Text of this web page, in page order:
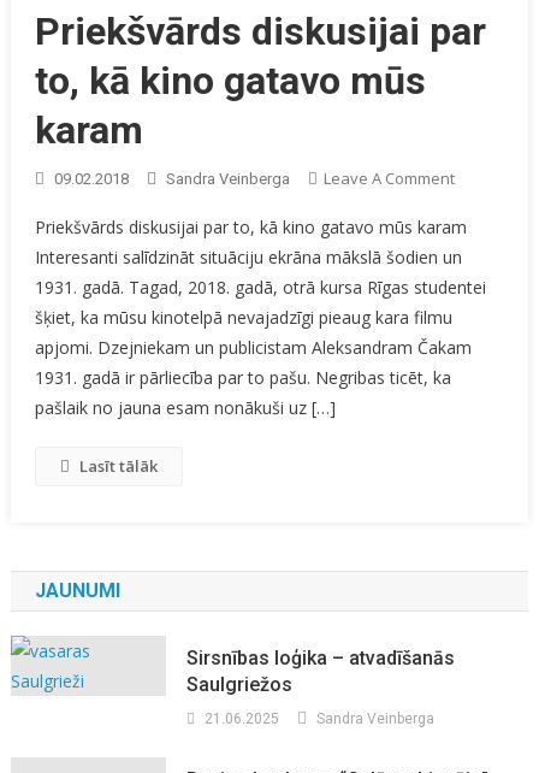
Priekšvārds diskusijai par
to, kā kino gatavo mūs
karam
09.02.2018 Sandra Veinberga Leave A CommentOn
Diskusijai
Par
To,
Kino
Priekšvārds diskusijai par to, kā kino gatavo mūs karam
Interesanti salīdzināt situāciju ekrāna mākslā šodien un
1931. gadā. Tagad, 2018. gadā, otrā kursa Rīgas studentei
šķiet, ka mūsu kinotelpā nevajadzīgi pieaug kara filmu
apjomi. Dzejniekam un publicistam Aleksandram Čakam
1931. gadā ir pārliecība par to pašu. Negribas ticēt, ka
pašlaik no jauna esam nonākuši uz […]
Lasīt tālāk
JAUNUMI
Sirsnības loģika – atvadīšanās
Saulgriežos
21.06.2025 Sandra Veinberga